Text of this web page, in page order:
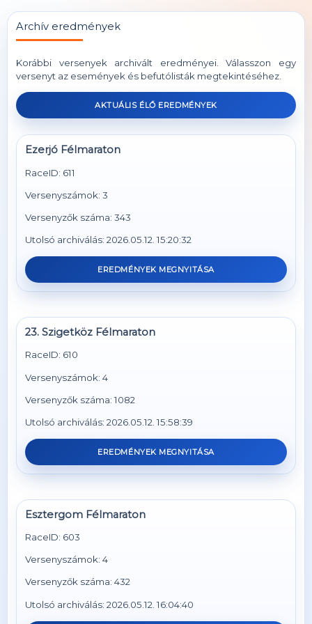
Archív eredmények
Korábbi versenyek archivált eredményei. Válasszon egy
versenyt az események és befutólisták megtekintéséhez.
AKTUÁLIS ÉLŐ EREDMÉNYEK
Ezerjó Félmaraton
RaceID: 611
Versenyszámok: 3
Versenyzők száma: 343
Utolsó archiválás: 2026.05.12. 15:20:32
EREDMÉNYEK MEGNYITÁSA
23. Szigetköz Félmaraton
RaceID: 610
Versenyszámok: 4
Versenyzők száma: 1082
Utolsó archiválás: 2026.05.12. 15:58:39
EREDMÉNYEK MEGNYITÁSA
Esztergom Félmaraton
RaceID: 603
Versenyszámok: 4
Versenyzők száma: 432
Utolsó archiválás: 2026.05.12. 16:04:40